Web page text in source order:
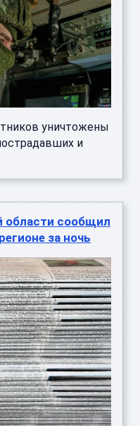
уничтожены
и
области сообщил
за ночь